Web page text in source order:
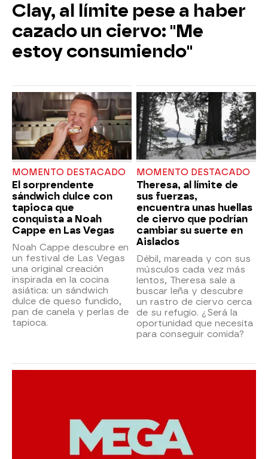
Clay, al límite pese a haber
cazado un ciervo: "Me
estoy consumiendo"
MOMENTO DESTACADO
El sorprendente
sándwich dulce con
tapioca que
conquista a Noah
Cappe en Las Vegas
Noah Cappe descubre en
un festival de Las Vegas
una original creación
inspirada en la cocina
asiática: un sándwich
dulce de queso fundido,
pan de canela y perlas de
tapioca.
MOMENTO DESTACADO
Theresa, al límite de
sus fuerzas,
encuentra unas huellas
de ciervo que podrían
cambiar su suerte en
Aislados
Débil, mareada y con sus
músculos cada vez más
lentos, Theresa sale a
buscar leña y descubre
un rastro de ciervo cerca
de su refugio. ¿Será la
oportunidad que necesita
para conseguir comida?